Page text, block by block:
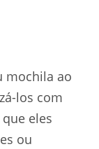
mochila ao
los com
eles
ou